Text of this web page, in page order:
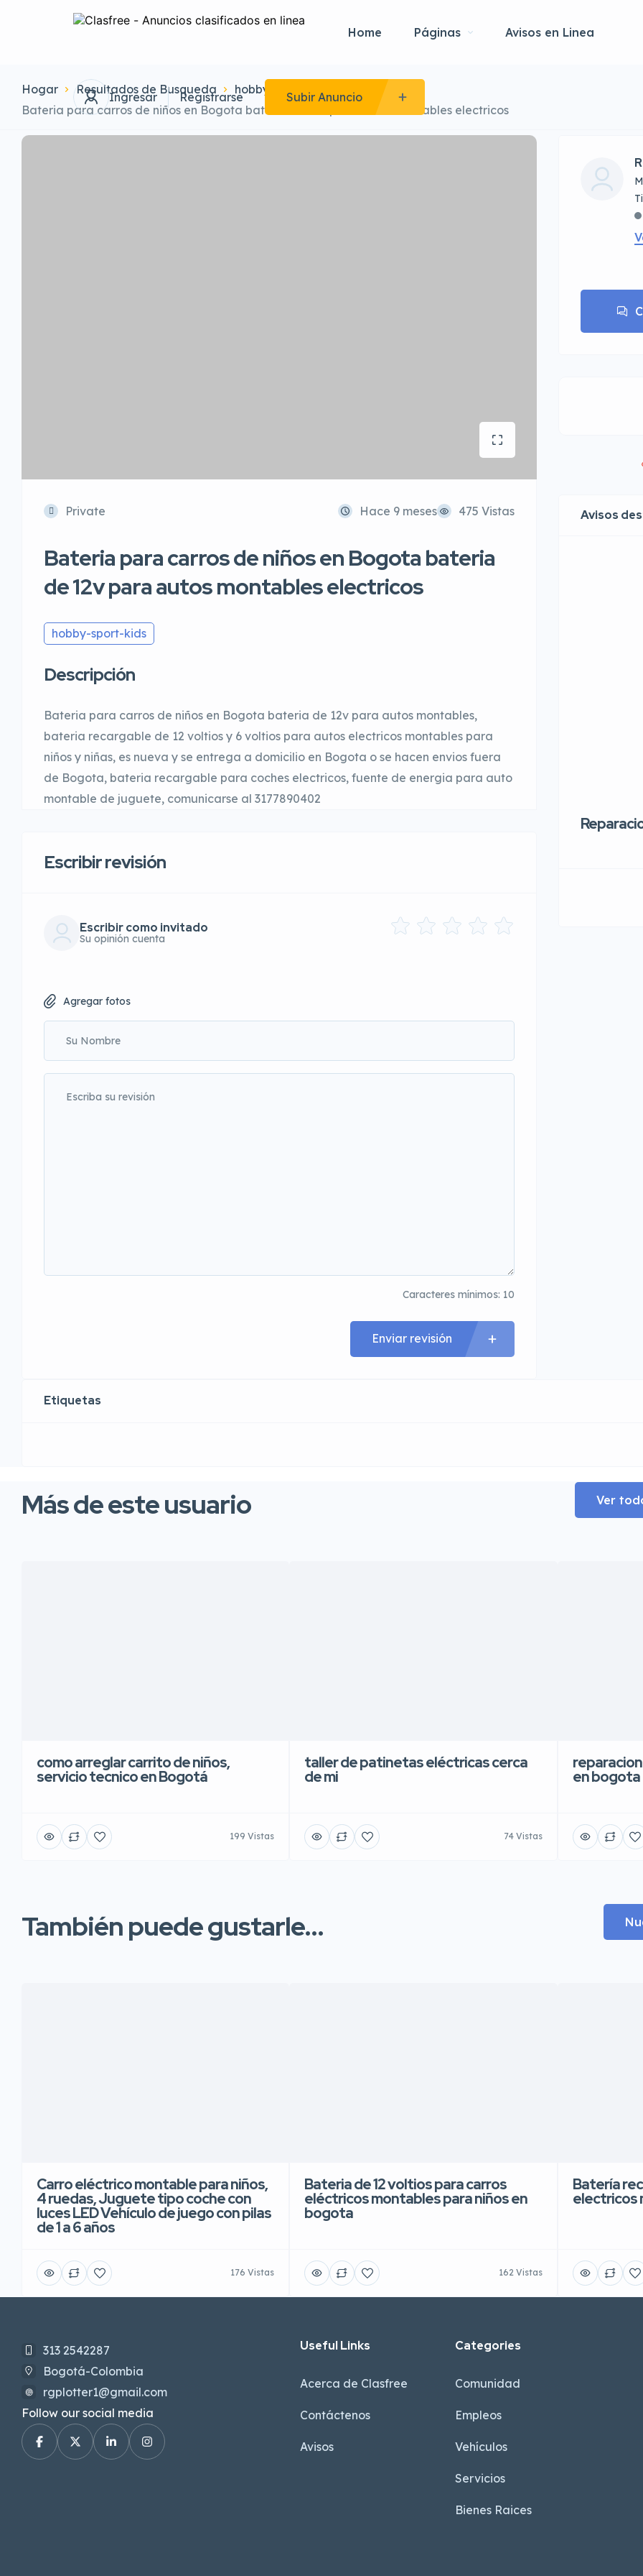
Home Páginas Avisos en Linea
Ingresar Registrarse Subir Anuncio
Hogar Resultados de Busqueda
hobby-sport-kids
Bateria para carros de niños en Bogota bateria de 12v para autos montables electricos
Private Hace 9 meses 475 Vistas
Bateria para carros de niños en Bogota bateria
de 12v para autos montables electricos
hobby-sport-kids
Descripción
Bateria para carros de niños en Bogota bateria de 12v para autos montables,
bateria recargable de 12 voltios y 6 voltios para autos electricos montables para
niños y niñas, es nueva y se entrega a domicilio en Bogota o se hacen envios fuera
de Bogota, bateria recargable para coches electricos, fuente de energia para auto
montable de juguete, comunicarse al 3177890402
Escribir revisión
Escribir como invitado
Su opinión cuenta
Agregar fotos
Caracteres mínimos: 10
Enviar revisión
Avisos
Etiquetas
Más de este usuario Ver
como arreglar carrito de niños,
servicio tecnico en Bogotá
199 Vistas
taller de patinetas eléctricas cerca
de mi
74 Vistas
en bogota
También puede gustarle...
Carro eléctrico montable para niños,
4 ruedas, Juguete tipo coche con
luces LED Vehículo de juego con pilas
de 1 a 6 años
176 Vistas
Bateria de 12 voltios para carros
eléctricos montables para niños en
bogota
162 Vistas
Batería
electricos
313 2542287
Bogotá-Colombia
rgplotter1@gmail.com
Follow our social media
Useful Links
Acerca de Clasfree
Contáctenos
Avisos
Categories
Comunidad
Empleos
Vehículos
Servicios
Bienes Raices